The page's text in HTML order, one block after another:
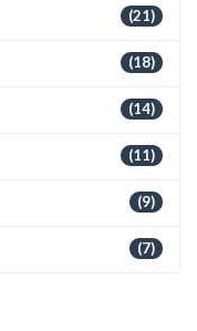
(21)
(18)
(14)
(11)
(9)
(7)